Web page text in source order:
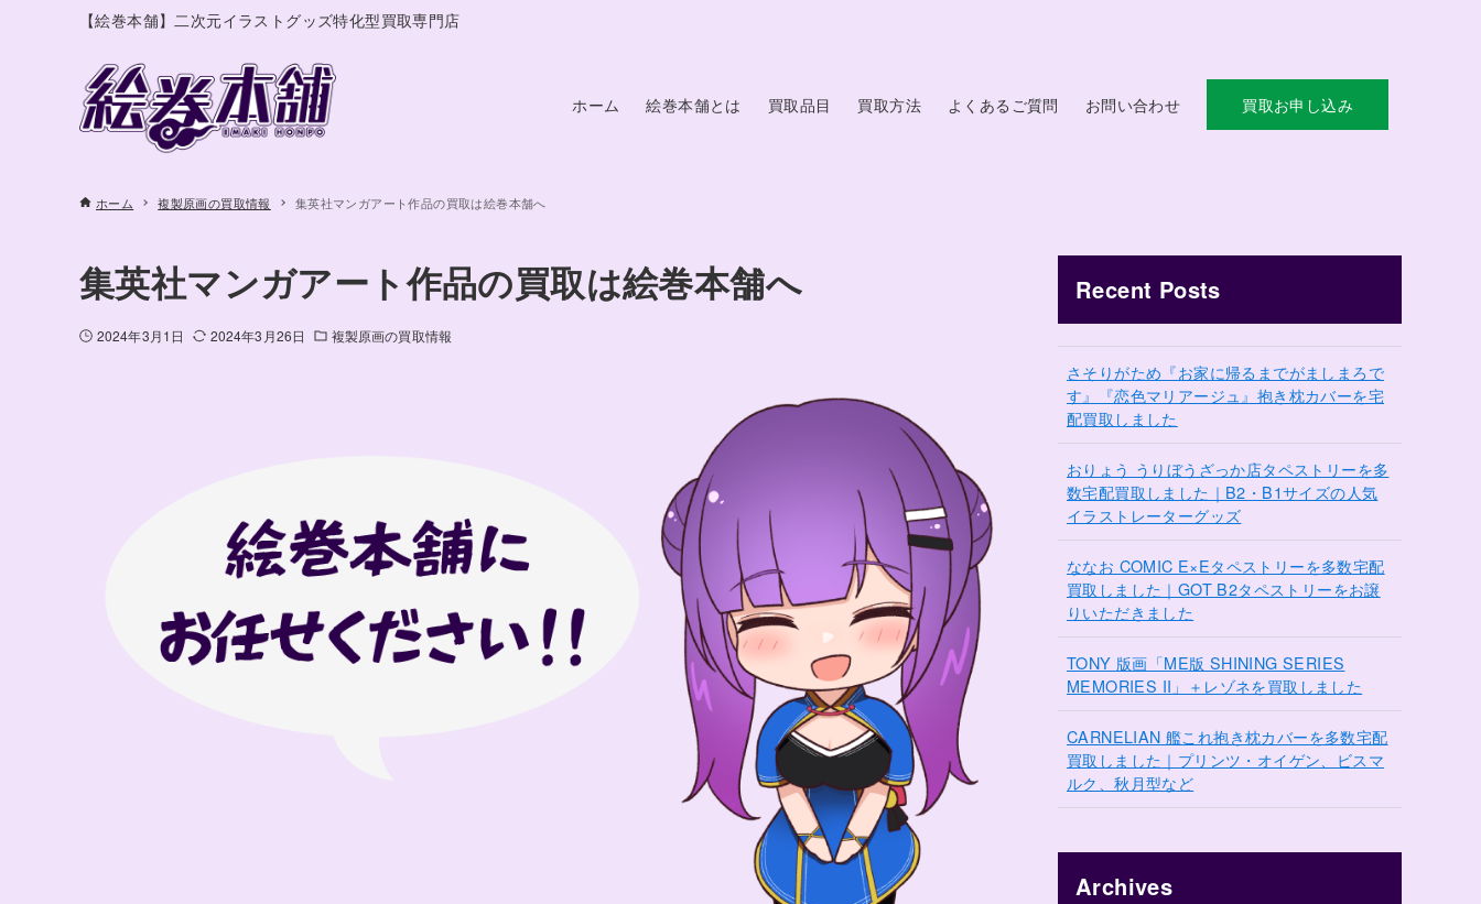
【絵巻本舗】二次元イラストグッズ特化型買取専門店
ホーム 絵巻本舗とは 買取品目 買取方法 よくあるご質問 お問い合わせ 買取お申し込み
ホーム 複製原画の買取情報 集英社マンガアート作品の買取は絵巻本舗へ
集英社マンガアート作品の買取は絵巻本舗へ
2024年3月1日 2024年3月26日 複製原画の買取情報
Recent Posts
さそりがため『お家に帰るまでがましまろで
す』『恋色マリアージュ』抱き枕カバーを宅
配買取しました
おりょう うりぼうざっか店タペストリーを多
数宅配買取しました｜B2・B1サイズの人気
イラストレーターグッズ
ななお COMIC E×Eタペストリーを多数宅配
買取しました｜GOT B2タペストリーをお譲
りいただきました
TONY 版画「ME版 SHINING SERIES
MEMORIES II」＋レゾネを買取しました
CARNELIAN 艦これ抱き枕カバーを多数宅配
買取しました｜プリンツ・オイゲン、ビスマ
ルク、秋月型など
Archives